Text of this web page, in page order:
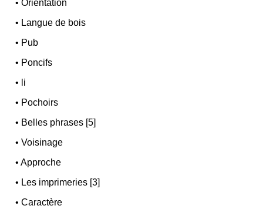
•Orientation
• Langue de bois
• Pub
• Poncifs
• li
• Pochoirs
• Belles phrases [5]
•Voisinage
•Approche
• Les imprimeries [3]
•Caractère